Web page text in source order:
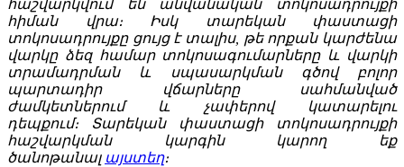
հաշվարկվում են անվանական տոկոսադրույքի
հիման վրա։ Իսկ տարեկան փաստացի
տոկոսադրույքը ցույց է տալիս, թե որքան կարժենա
վարկը ձեզ համար տոկոսագումարները և վարկի
տրամադրման և սպասարկման գծով բոլոր
պարտադիր վճարները սահմանված
ժամկետներում և չափերով կատարելու
դեպքում։ Տարեկան փաստացի տոկոսադրույքի
հաշվարկման կարգին կարող եք
ծանոթանալ այստեղ։